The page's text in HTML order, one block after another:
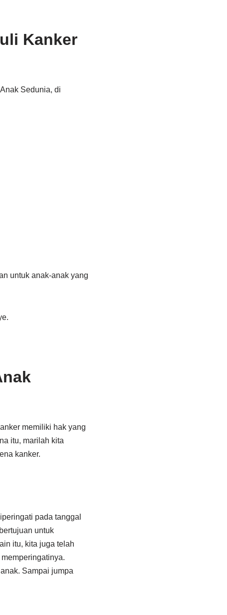
Kanker
Sedunia, di
untuk anak-anak yang
memiliki hak yang
itu, marilah kita
kanker.
pada tanggal
untuk
itu, kita juga telah
Sampai jumpa